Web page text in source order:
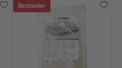
Bestseller